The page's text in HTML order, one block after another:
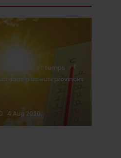
de chaleur et temps
dans plusieurs provinces
4 Aug 2026